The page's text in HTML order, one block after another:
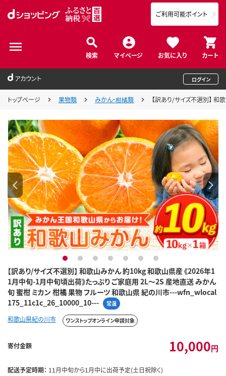
検索 マイページ お気に入り カート
ご利用可能ポイント
アカウント ログイン
トップページ 果物類 みかん・柑橘類 【訳あり/サイズ不選別】
【訳あり/サイズ不選別】 和歌山みかん 約10kg 和歌山県産 《2026年1
1月中旬-1月中旬頃出荷》たっぷり ご家庭用 2L～2S 産地直送 みかん
旬 蜜柑 ミカン 柑橘 果物 フルーツ 和歌山県 紀の川市---wfn_wlocal
175_11c1c_26_10000_10---
常温
1 2 3 4 5 6 7
和歌山県紀の川市 ワンストップオンライン申請対象
寄付金額 10,000円
配送予定時期： 11月中旬から1月中に出荷予定(土日祝除く)